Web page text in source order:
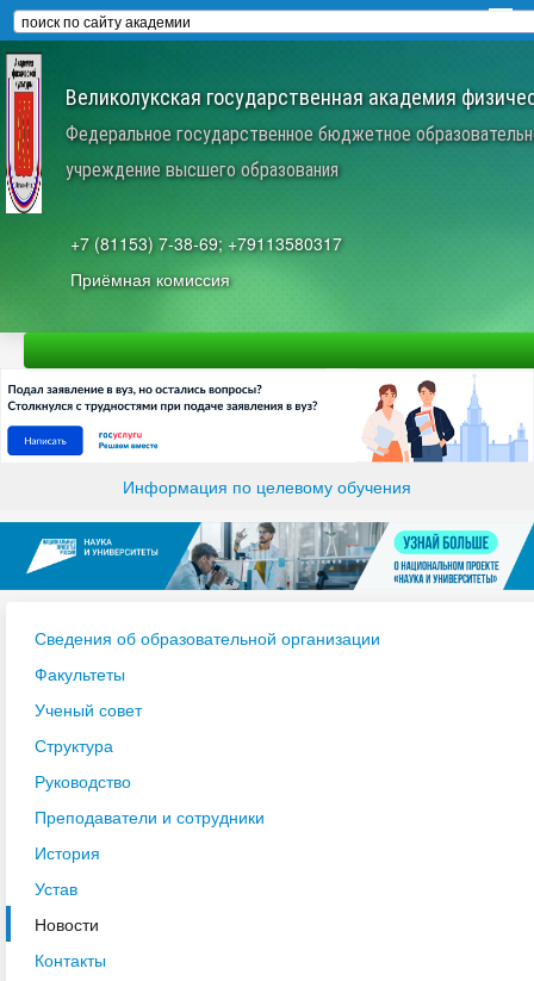
Великолукская государственная академия
Федеральное государственное бюджетное
учреждение высшего образования
+7 (81153) 7-38-69; +79113580317
Приёмная комиссия
Информация по целевому обучения
Сведения об образовательной организации
Факультеты
Ученый совет
Структура
Руководство
Преподаватели и сотрудники
История
Устав
Новости
Контакты